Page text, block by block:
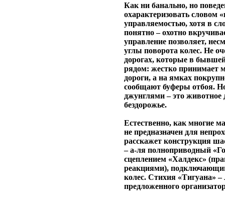
Как ни банально, но
охарактеризовать словом
управляемостью, хотя в
понятно – охотно
управление позволяет,
углы поворота колес. Не
дорогах, которые в
рядом: жестко принимает
дороги, а на ямках
сообщают буферы отбоя.
джунглями – это животное
бездорожье.
Естественно, как многие
не предназначен для
расскажет конструкция
– а-ля полноприводный
сцеплением «Халдекс»
реакциями),
колес. Стихия «Тигуана» –
предложенного